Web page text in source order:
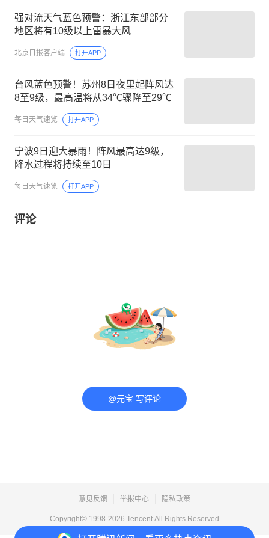
强对流天气蓝色预警：浙江东部部分
地区将有10级以上雷暴大风
北京日报客户端 打开APP
台风蓝色预警！苏州8日夜里起阵风达
8至9级，最高温将从34℃骤降至29℃
每日天气速览 打开APP
宁波9日迎大暴雨！阵风最高达9级，
降水过程将持续至10日
每日天气速览 打开APP
评论
@元宝 写评论
意见反馈 举报中心 隐私政策
Copyright© 1998-2026 Tencent.All Rights Reserved